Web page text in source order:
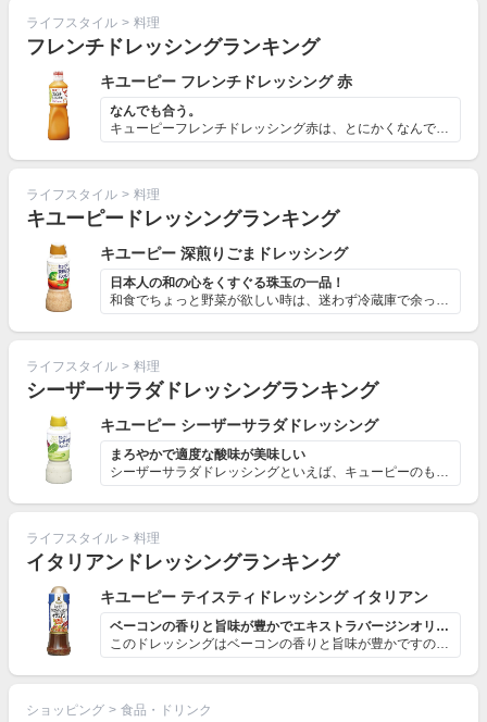
ライフスタイル > 料理
フレンチドレッシングランキング
キユーピー フレンチドレッシング 赤
なんでも合う。
キューピーフレンチドレッシング赤は、とにかくなんでも合...
ライフスタイル > 料理
キユーピードレッシングランキング
キユーピー 深煎りごまドレッシング
日本人の和の心をくすぐる珠玉の一品！
和食でちょっと野菜が欲しい時は、迷わず冷蔵庫で余ってい...
ライフスタイル > 料理
シーザーサラダドレッシングランキング
キユーピー シーザーサラダドレッシング
まろやかで適度な酸味が美味しい
シーザーサラダドレッシングといえば、キューピーのものが...
ライフスタイル > 料理
イタリアンドレッシングランキング
キユーピー テイスティドレッシング イタリアン
ベーコンの香りと旨味が豊かでエキストラバージンオリーブ...
このドレッシングはベーコンの香りと旨味が豊かですので、...
ショッピング > 食品・ドリンク